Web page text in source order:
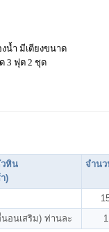
น้ำ มีเตียงขนาด
3 ฟุต 2 ชุด
หิน
)
จำน
อนเสริม) ท่านละ
1